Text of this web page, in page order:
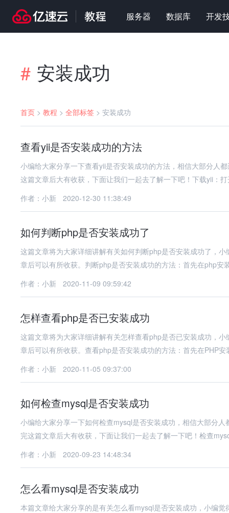
服务器 数据库 开发
# 安装成功
首页 > 教程 > 全部标签 > 安装成功
查看yii是否安装成功的方法
小编给大家分享一下查看yii是否安装成功的方法，相信大部分人
这篇文章后大有收获，下面让我们一起去了解一下吧！下载yii：
作者：小新
2020-12-30 11:38:49
如何判断php是否安装成功了
这篇文章将为大家详细讲解有关如何判断php是否安装成功了，
章后可以有所收获。判断php是否安装成功的方法：首先在php安
作者：小新
2020-11-09 09:59:42
怎样查看php是否已安装成功
这篇文章将为大家详细讲解有关怎样查看php是否已安装成功，
章后可以有所收获。查看php是否安装成功的方法：首先在PHP安
作者：小新
2020-11-05 09:37:00
如何检查mysql是否安装成功
小编给大家分享一下如何检查mysql是否安装成功，相信大部分
完这篇文章后大有收获，下面让我们一起去了解一下吧！检查
作者：小新
2020-09-23 14:48:34
怎么看mysql是否安装成功
本篇文章给大家分享的是有关怎么看mysql是否安装成功，小编